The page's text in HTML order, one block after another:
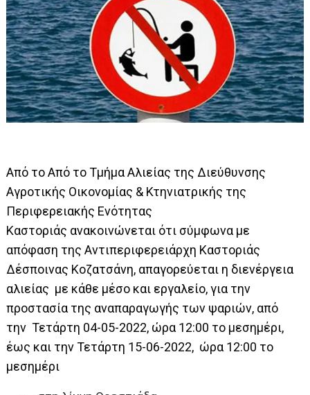
Από το Από το Τμήμα Αλιείας της Διεύθυνσης
Αγροτικής Οικονομίας & Κτηνιατρικής της
Περιφερειακής Ενότητας
Καστοριάς ανακοινώνεται ότι σύμφωνα με
απόφαση της Αντιπεριφερειάρχη Καστοριάς
Δέσποινας Κοζατσάνη, απαγορεύεται η διενέργεια
αλιείας με κάθε μέσο και εργαλείο, για την
προστασία της αναπαραγωγής των ψαριών, από
την Τετάρτη 04-05-2022, ώρα 12:00 το μεσημέρι,
έως και την Τετάρτη 15-06-2022, ώρα 12:00 το
μεσημέρι